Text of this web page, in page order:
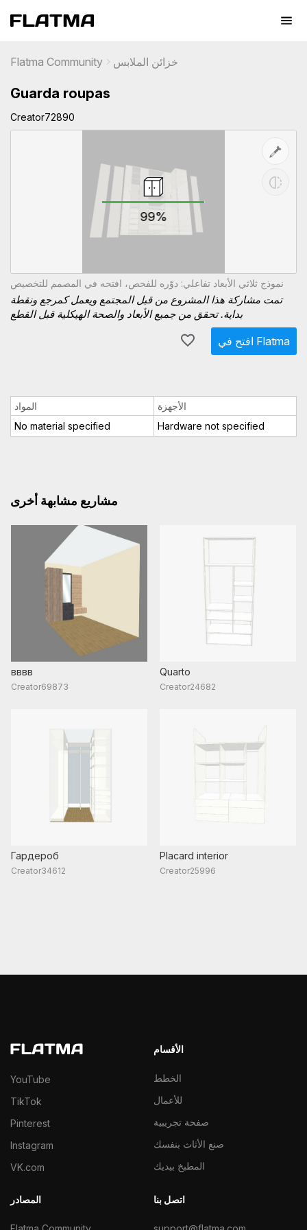
Flatma Community خزائن الملابس
Guarda roupas
Creator72890
99%
نموذج ثلاثي الأبعاد تفاعلي: دوّره للفحص، افتحه في المصمم للتخصيص
تمت مشاركة هذا المشروع من قبل المجتمع ويعمل كمرجع ونقطة
بداية. تحقق من جميع الأبعاد والصحة الهيكلية قبل القطع
افتح في Flatma
المواد
الأجهزة
No material specified
Hardware not specified
مشاريع مشابهة أخرى
вввв
Creator69873
Quarto
Creator24682
Гардероб
Creator34612
Placard interior
Creator25996
YouTube
TikTok
Pinterest
Instagram
VK.com
الأقسام
الخطط
للأعمال
صفحة تجريبية
صنع الأثاث بنفسك
المطبخ بيديك
المصادر اتصل بنا